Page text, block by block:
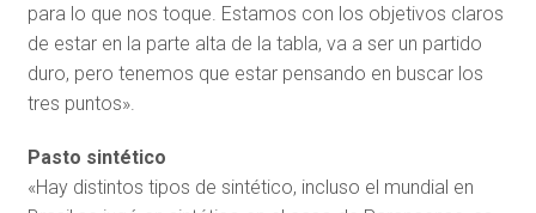
para lo que nos toque. Estamos con los objetivos claros
de estar en la parte alta de la tabla, va a ser un partido
duro, pero tenemos que estar pensando en buscar los
tres puntos».
Pasto sintético
«Hay distintos tipos de sintético, incluso el mundial en